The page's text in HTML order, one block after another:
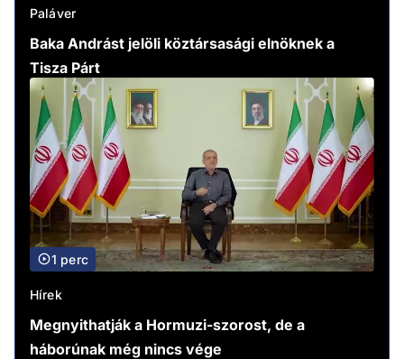
Paláver
Baka Andrást jelöli köztársasági elnöknek a
Tisza Párt
1 perc
Hírek
Megnyithatják a Hormuzi-szorost, de a
háborúnak még nincs vége